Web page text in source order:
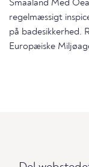
Smaaland Med
regelmæssigt
på badesikkerhed.
Europæiske